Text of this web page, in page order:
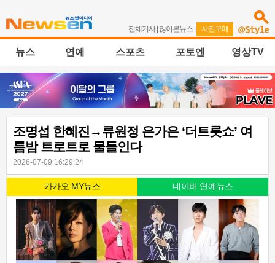
전체기사| 많이본뉴스 | 사진구매
뉴스 연예 스포츠 포토엔 영상TV
조명섭 한혜진→류원정 은가은 ‘더트롯쇼’ 여
름밤 트로트로 물들인다
2026-07-09 16:29:24
카카오 MY뉴스 네이버 연예뉴스